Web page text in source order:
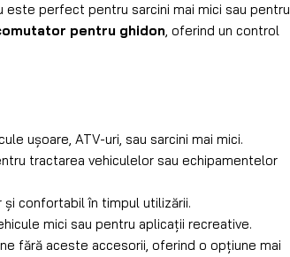
este perfect pentru sarcini mai mici sau pentru
pentru ghidon, oferind un control
ușoare, ATV-uri, sau sarcini mai mici.
tractarea vehiculelor sau echipamentelor
confortabil în timpul utilizării.
mici sau pentru aplicații recreative.
fără aceste accesorii, oferind o opțiune mai